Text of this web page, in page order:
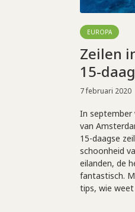
EUROPA
Zeilen
15-
7 februari 2020
In september
van
15-daagse
schoonheid
eilanden, de
fantastisch.
tips, wie weet